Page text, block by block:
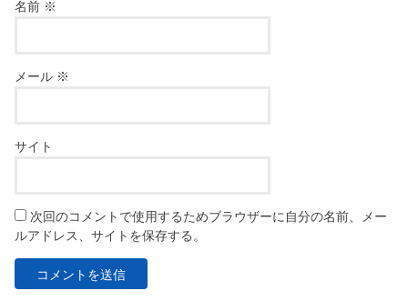
名前 ※
メール ※
サイト
次回のコメントで使用するためブラウザーに自分の名前、メー
ルアドレス、サイトを保存する。